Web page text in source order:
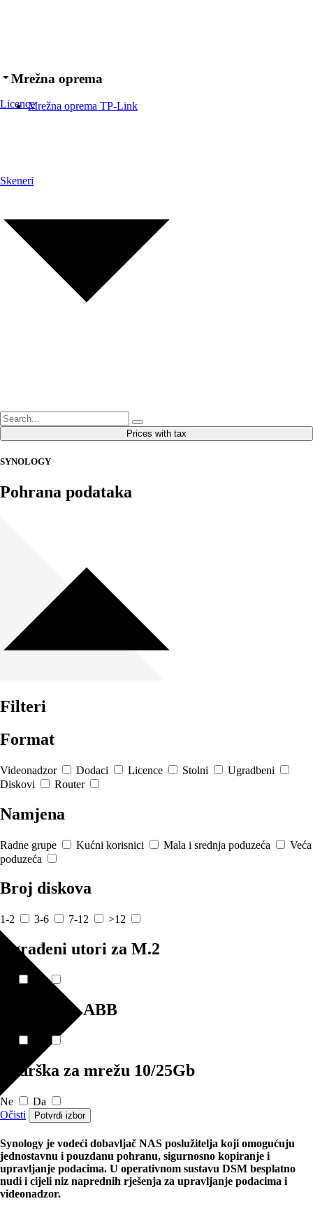
Licence
Skeneri
Mrežna oprema
Mrežna oprema TP-Link
Prices with tax
SYNOLOGY
Pohrana podataka
Filteri
Format
Videonadzor Dodaci Licence Stolni
Ugradbeni
Diskovi
Router
Namjena
Radne grupe Kućni korisnici Mala i srednja poduzeća
Veća
poduzeća
Broj diskova
1-2 3-6 7-12 >12
Ugrađeni utori za M.2
Da
Podrška za ABB
Podrška za mrežu 10/25Gb
Ne
Da
Očisti
Potvrdi izbor
Synology je vodeći dobavljač NAS poslužitelja koji omogućuju
jednostavnu i pouzdanu pohranu, sigurnosno kopiranje i
upravljanje podacima. U operativnom sustavu DSM besplatno
nudi i cijeli niz naprednih rješenja za upravljanje podacima i
videonadzor.